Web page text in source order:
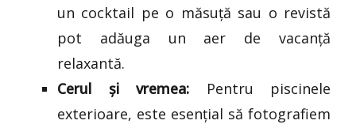
un cocktail pe o măsuță sau o revistă
pot adăuga un aer de vacanță
relaxantă.
Cerul și vremea: Pentru piscinele
exterioare, este esențial să fotografiem